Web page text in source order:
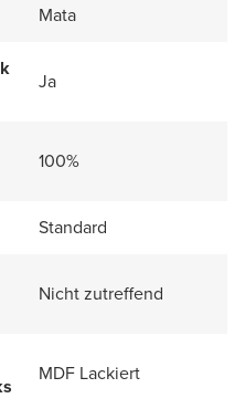
Mata
Ja
100%
Standard
Nicht zutreffend
MDF Lackiert